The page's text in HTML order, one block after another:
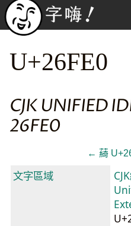
U+26FE0
CJK UNIFIED
26FE0
← 𦿟
文字區域